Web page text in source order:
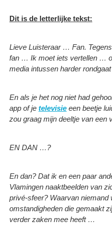
Dit is de letterlijke tekst:
Lieve Luisteraar … Fan.
fan … Ik moet iets vertellen …
media intussen harder
En als je het nog niet had
app of je televisie een beetje
zou graag mijn deeltje van een
EN DAN …?
En dan? Dat ik en een paar
Vlamingen naaktbeelden van
privé-sfeer? Waarvan niemand
omstandigheden die gemaakt
verder zaken mee heeft …